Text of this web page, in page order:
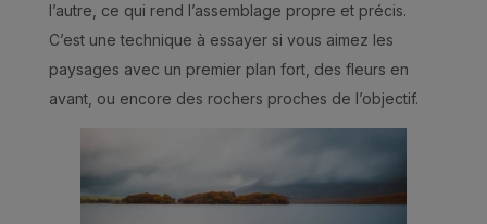
l’autre, ce qui rend l’assemblage propre et précis.
C’est une technique à essayer si vous aimez les
paysages avec un premier plan fort, des fleurs en
avant, ou encore des rochers proches de l’objectif.